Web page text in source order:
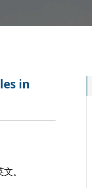
in
。